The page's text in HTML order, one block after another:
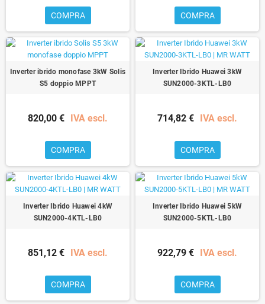
COMPRA COMPRA
Inverter ibrido monofase 3kW Solis
S5 doppio MPPT
820,00 € IVA escl.
COMPRA
Inverter Ibrido Huawei 3kW
SUN2000-3KTL-LB0
714,82 € IVA escl.
COMPRA
Inverter Ibrido Huawei 4kW
SUN2000-4KTL-LB0
851,12 € IVA escl.
COMPRA
Inverter Ibrido Huawei 5kW
SUN2000-5KTL-LB0
922,79 € IVA escl.
COMPRA